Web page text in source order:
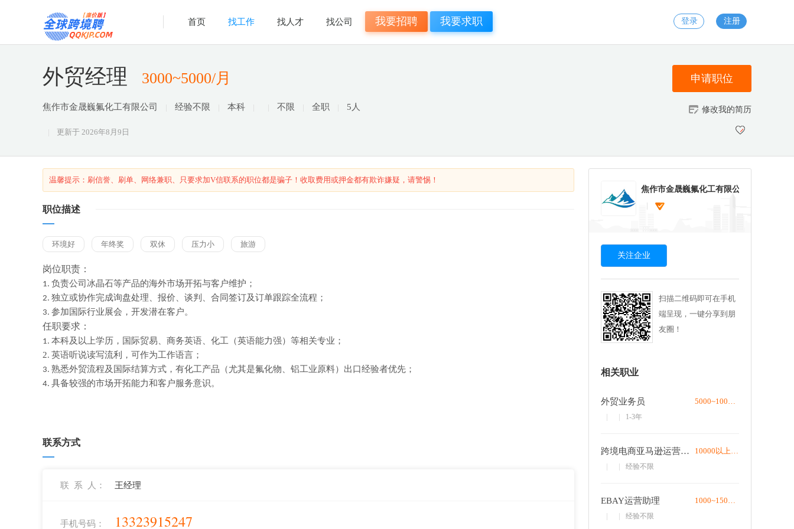
首页 找工作 找人才 找公司 我要招聘 我要求职 登录 注册
外贸经理 3000~5000/月
焦作市金晟巍氟化工有限公司 经验不限 本科 不限 全职 5人
更新于 2026年8月9日
申请职位
修改我的简历
温馨提示：刷信誉、刷单、网络兼职、只要求加V信联系的职位都是骗子！收取费用或押金都有欺诈嫌疑，请警惕！
职位描述
环境好 年终奖 双休 压力小 旅游
岗位职责：
1. 负责公司冰晶石等产品的海外市场开拓与客户维护；
2. 独立或协作完成询盘处理、报价、谈判、合同签订及订单跟踪全流程；
3. 参加国际行业展会，开发潜在客户。
任职要求：
1. 本科及以上学历，国际贸易、商务英语、化工（英语能力强）等相关专业；
2. 英语听说读写流利，可作为工作语言；
3. 熟悉外贸流程及国际结算方式，有化工产品（尤其是氟化物、铝工业原料）出口经验者优先；
4. 具备较强的市场开拓能力和客户服务意识。
联系方式
联 系 人： 王经理
手机号码： 13323915247
焦作市金晟巍氟化工有限公司
关注企业
扫描二维码即可在手机
端呈现，一键分享到朋
友圈！
相关职业
外贸业务员 5000~10000/月
1-3年
跨境电商亚马逊运营专员 10000以上/月
经验不限
EBAY运营助理 1000~1500/月
经验不限